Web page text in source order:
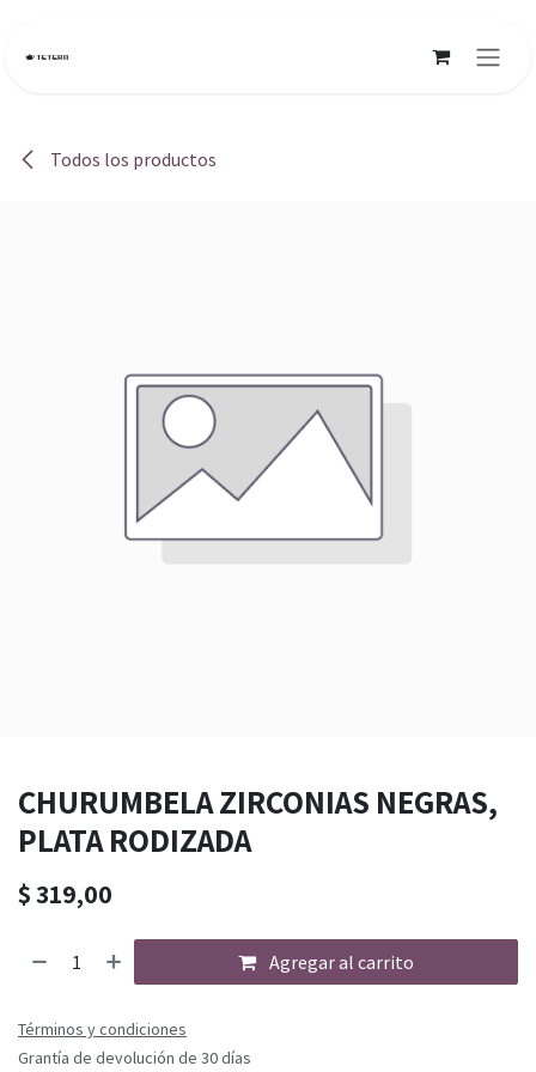
Todos los productos
CHURUMBELA ZIRCONIAS NEGRAS,
PLATA RODIZADA
$319,00
Agregar al carrito
Términos y condiciones
Grantía de devolución de 30 días